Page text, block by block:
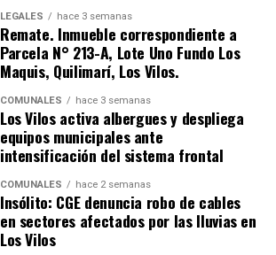
LEGALES hace 3 semanas
Remate. Inmueble correspondiente a
Parcela N° 213-A, Lote Uno Fundo Los
Maquis, Quilimarí, Los Vilos.
COMUNALES hace 3 semanas
Los Vilos activa albergues y despliega
equipos municipales ante
intensificación del sistema frontal
COMUNALES hace 2 semanas
Insólito: CGE denuncia robo de cables
en sectores afectados por las lluvias en
Los Vilos